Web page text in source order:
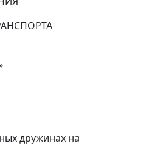
дружинах на